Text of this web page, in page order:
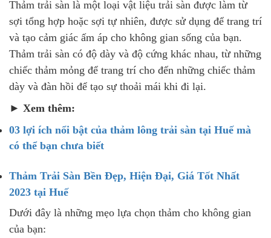
Thảm trải sàn là một loại vật liệu trải sàn được làm từ
sợi tổng hợp hoặc sợi tự nhiên, được sử dụng để trang trí
và tạo cảm giác ấm áp cho không gian sống của bạn.
Thảm trải sàn có độ dày và độ cứng khác nhau, từ những
chiếc thảm mỏng để trang trí cho đến những chiếc thảm
dày và đàn hồi để tạo sự thoải mái khi đi lại.
► Xem thêm:
03 lợi ích nổi bật của thảm lông trải sàn tại Huế mà
có thể bạn chưa biết
Thảm Trải Sàn Bền Đẹp, Hiện Đại, Giá Tốt Nhất
2023 tại Huế
Dưới đây là những mẹo lựa chọn thảm cho không gian
của bạn: